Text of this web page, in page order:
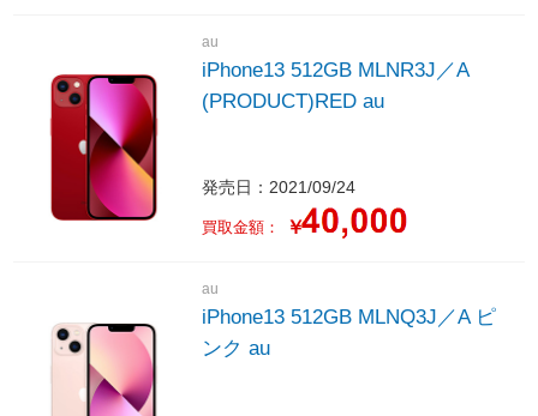
au
iPhone13 512GB MLNR3J／A
(PRODUCT)RED au
発売日：2021/09/24
買取金額： ￥
au
iPhone13 512GB MLNQ3J／A ピ
ンク au